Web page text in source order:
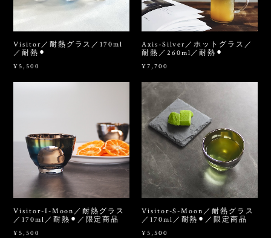
Visitor／耐熱グラス／170ml
／耐熱⚫︎
¥5,500
Axis-Silver／ホットグラス／
耐熱／260ml／耐熱⚫︎
¥7,700
Visitor-I-Moon／耐熱グラス
／170ml／耐熱⚫︎／限定商品
¥5,500
Visitor-S-Moon／耐熱グラス
／170ml／耐熱⚫︎／限定商品
¥5,500